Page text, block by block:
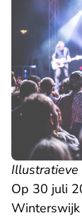
Op 30 juli